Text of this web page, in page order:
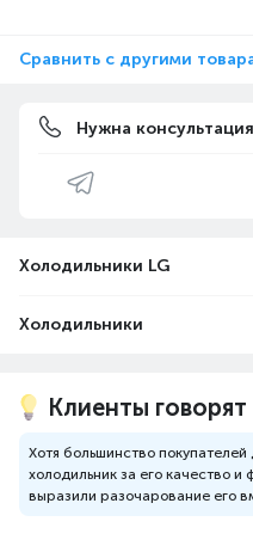
Сравнить с другими
Нужна
Холодильники LG
Холодильники
Клиенты говорят
Хотя большинство
холодильник за его качество и
выразили разочарование его